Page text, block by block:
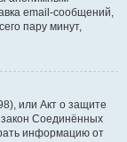
email-сообщений,
пару минут,
или Акт о защите
закон Соединённых
информацию от